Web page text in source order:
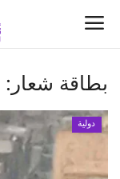
الأخبار
بطاقة شعار:
دولية